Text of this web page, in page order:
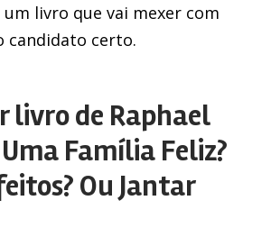
livro que vai mexer com
candidato certo.
livro de Raphael
Família Feliz?
Ou Jantar